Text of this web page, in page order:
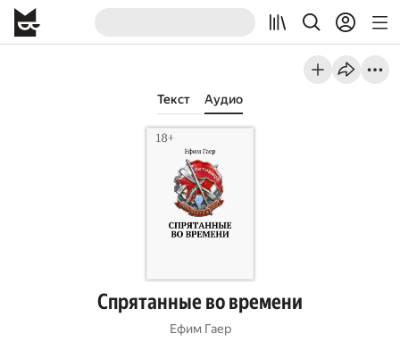
Текст Аудио
Спрятанные во времени
Ефим Гаер